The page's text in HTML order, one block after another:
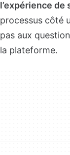
l’expérience de
processus côté
pas aux
la plateforme.